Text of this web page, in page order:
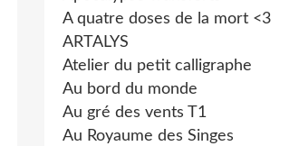
A quatre doses de la mort <3
ARTALYS
Atelier du petit calligraphe
Au bord du monde
Au gré des vents T1
Au Royaume des Singes